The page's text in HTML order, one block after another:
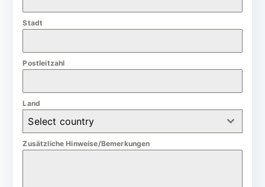
y
Stadt
Postleitzahl
Land
Select country
Zusätzliche Hinweise/Bemerkungen